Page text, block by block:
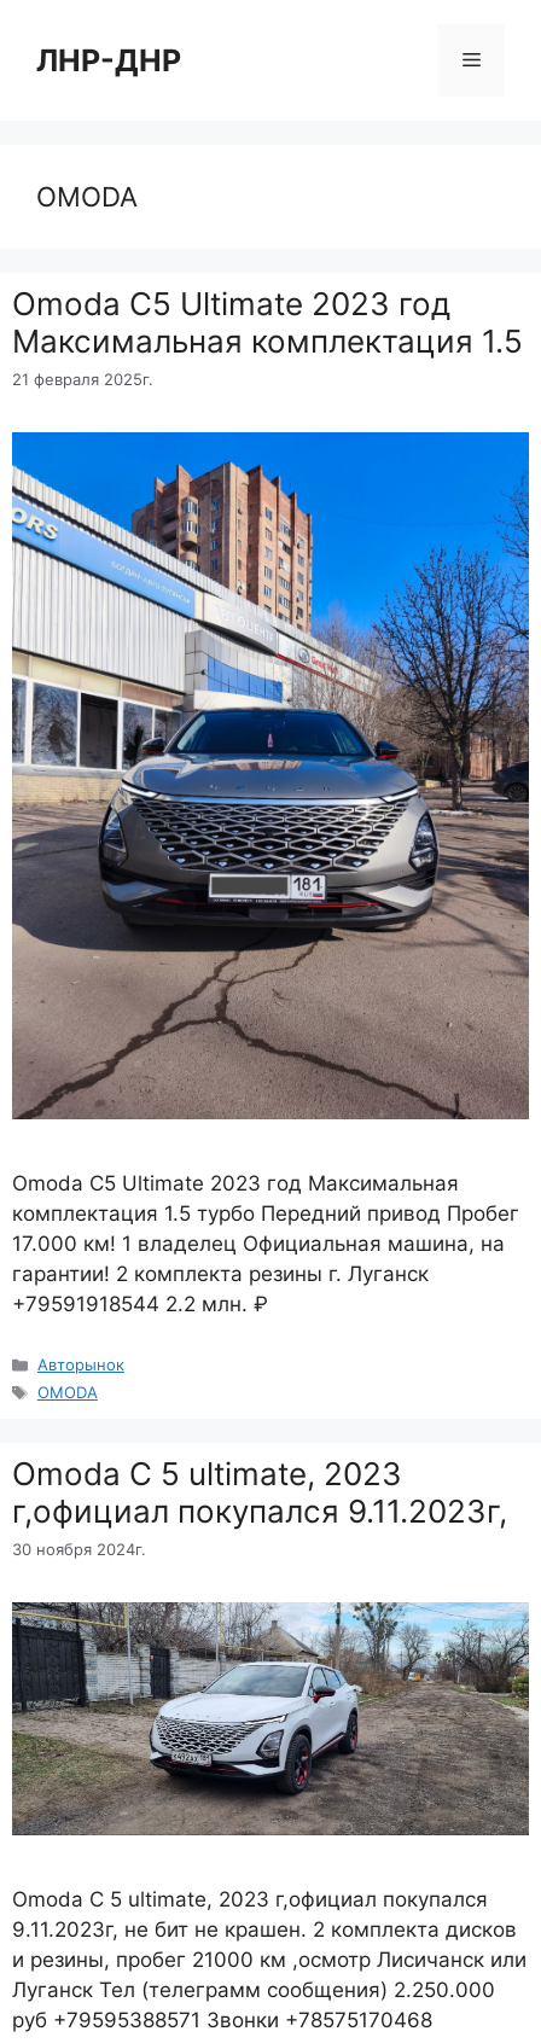
содержимому
ЛНР-ДНР Меню
OMODA
Omoda C5 Ultimate 2023 год
Максимальная комплектация 1.5
21 февраля 2025г.
Omoda C5 Ultimate 2023 год Максимальная
комплектация 1.5 турбо Передний привод Пробег
17.000 км! 1 владелец Официальная машина, на
гарантии! 2 комплекта резины г. Луганск
+79591918544 2.2 млн. ₽
Рубрики
Авторынок
Метки
OMODA
Omoda C 5 ultimate, 2023
г,официал покупался 9.11.2023г,
30 ноября 2024г.
Omoda C 5 ultimate, 2023 г,официал покупался
9.11.2023г, не бит не крашен. 2 комплекта дисков
и резины, пробег 21000 км ,осмотр Лисичанск или
Луганск Тел (телеграмм сообщения) 2.250.000
руб +79595388571 Звонки +78575170468